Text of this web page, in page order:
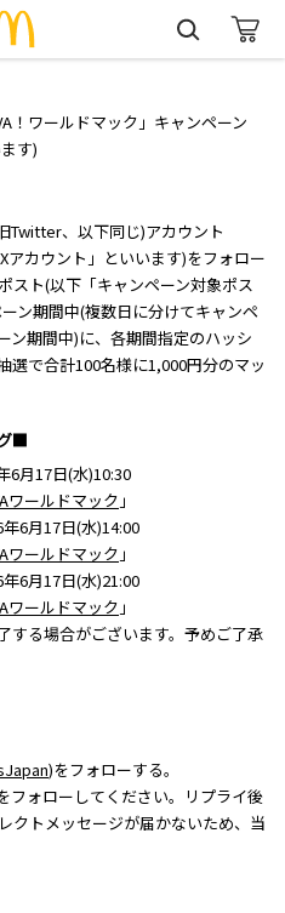
！ワールドマック」キャンペーン
す)
Twitter、以下同じ)アカウント
アカウント」といいます)をフォロー
スト(以下「キャンペーン対象ポス
ン期間中(複数日に分けてキャンペ
ン期間中)に、各期間指定のハッシ
選で合計100名様に1,000円分のマッ
■
6月17日(水)10:30
ワールドマック 」
6月17日(水)14:00
ワールドマック 」
6月17日(水)21:00
ワールドマック 」
する場合がございます。予めご了承
)をフォローする。
ォローしてください。リプライ後
クトメッセージが届かないため、当